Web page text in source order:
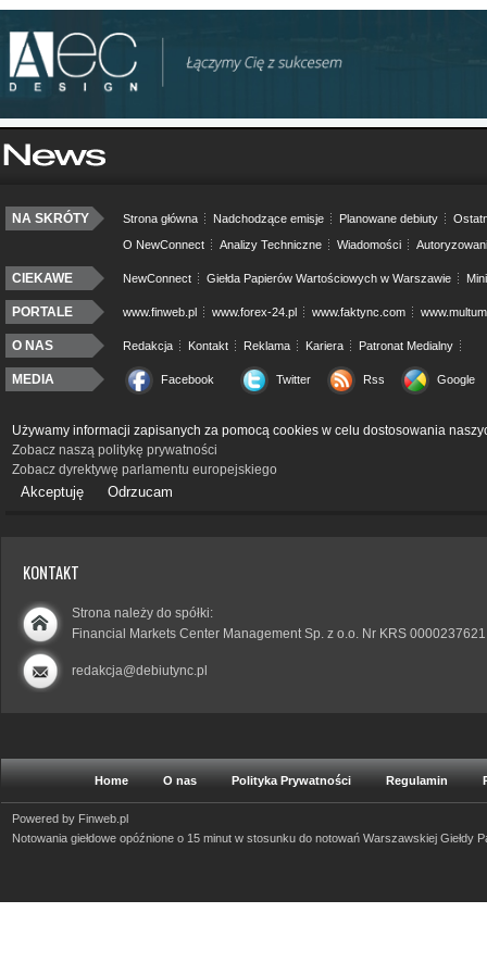
NA SKRÓTY Strona główna Nadchodzące emisje Planowane debiuty
O NewConnect
Analizy Techniczne Wiadomości
CIEKAWE NewConnect Giełda Papierów Wartościowych w Warszawie
PORTALE www.finweb.pl www.forex-24.pl www.faktync.com
O NAS Redakcja Kontakt Reklama Kariera Patronat Medialny
MEDIA Facebook Twitter Rss Google
Używamy informacji zapisanych za pomocą cookies w celu dostosowania
Zobacz naszą politykę prywatności
Zobacz dyrektywę parlamentu europejskiego
Akceptuję Odrzucam
KONTAKT
Strona należy do spółki:
Financial Markets Center Management Sp. z o.o. Nr KRS 0000237621
redakcja@debiutync.pl
Home O nas Polityka Prywatności Regulamin
Powered by Finweb.pl
Notowania giełdowe opóźnione o 15 minut w stosunku do notowań Warszawskiej Giełdy